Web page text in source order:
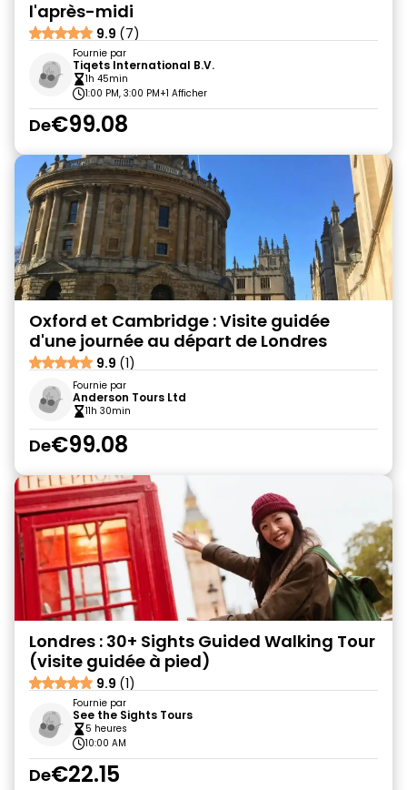
l'après-midi
9.9 (7)
Fournie par
Tiqets International B.V.
1h 45min
1:00 PM, 3:00 PM+1 Afficher
De€99.08
Oxford et Cambridge : Visite guidée
d'une journée au départ de Londres
9.9 (1)
Fournie par
Anderson Tours Ltd
11h 30min
De€99.08
Londres : 30+ Sights Guided Walking Tour
(visite guidée à pied)
9.9 (1)
Fournie par
See the Sights Tours
5 heures
10:00 AM
De€22.15